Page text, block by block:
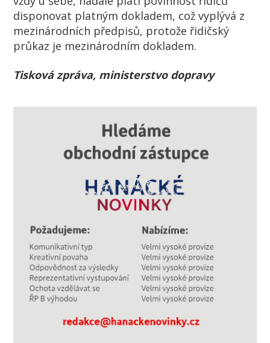
disponovat platným dokladem, což vyplývá z
mezinárodních předpisů, protože řidičský
průkaz je mezinárodním dokladem.
Tisková zpráva, ministerstvo dopravy